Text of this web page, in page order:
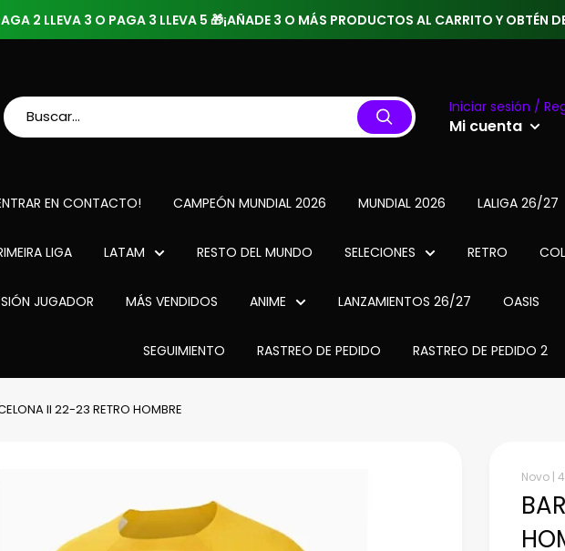
2 LLEVA 3 O PAGA 3 LLEVA 5 🎁¡AÑADE 3 O MÁS PRODUCTOS AL CARRITO Y OBTÉN
Iniciar sesión /
Mi cuenta
EN CONTACTO! CAMPEÓN MUNDIAL 2026 MUNDIAL 2026 LALIGA 26/27
LIGA LATAM RESTO DEL MUNDO SELECIONES RETRO
JUGADOR MÁS VENDIDOS ANIME LANZAMIENTOS 26/27 OASIS
SEGUIMIENTO RASTREO DE PEDIDO RASTREO DE PEDIDO 2
II 22-23 RETRO HOMBRE
Novo |